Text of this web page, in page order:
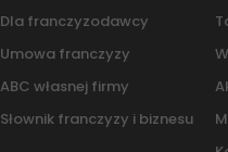
Dla franczyzodawcy
Umowa franczyzy
ABC własnej firmy
Słownik franczyzy i biznesu